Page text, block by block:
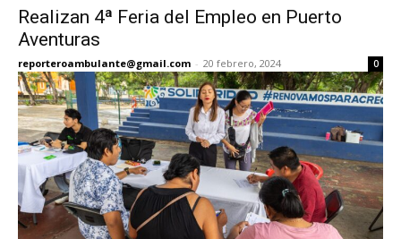
Realizan 4ª Feria del Empleo en Puerto
Aventuras
reporteroambulante@gmail.com - 20 febrero, 2024 0